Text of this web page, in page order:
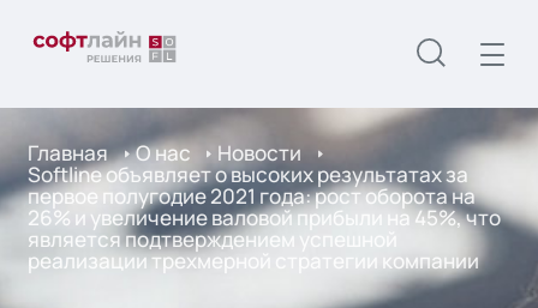
Главная О нас Новости
Softline объявляет о высоких результатах за
первое полугодие 2021 года: рост оборота на
26% и увеличение валовой прибыли на 45%, что
является подтверждением успешной
реализации трехмерной стратегии компании